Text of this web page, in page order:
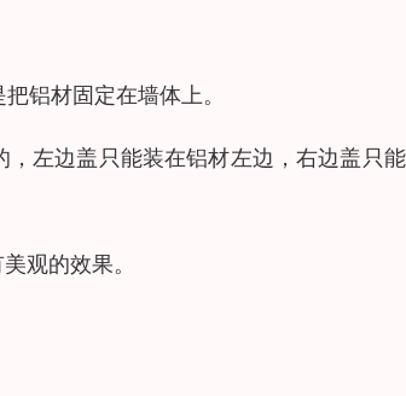
铝材固定在墙体上。
左边盖只能装在铝材左边，右边盖只
观的效果。